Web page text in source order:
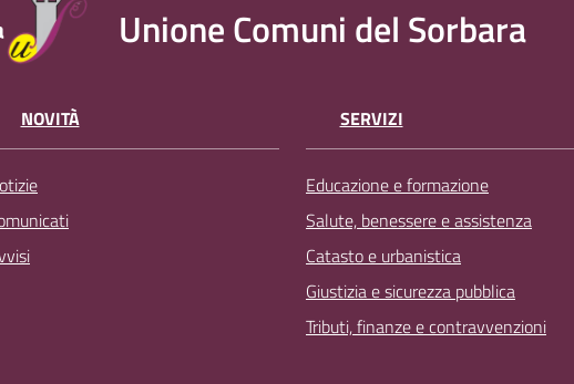
Unione Comuni del Sorbara
NOVITÀ SERVIZI
Educazione e formazione
Salute, benessere e assistenza
Catasto e urbanistica
Giustizia e sicurezza pubblica
Tributi, finanze e contravvenzioni